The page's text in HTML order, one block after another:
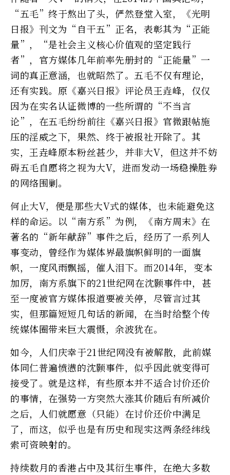
“五毛”终于熬出了头，俨然登堂入室，《光明
日报》刊文为“自干五”正名，表彰其为“正能
量”，“是社会主义核心价值观的坚定践行
者”，官方媒体几年前率先册封的“正能量”一
词的真正意涵，也就昭然了。五毛不仅有理论，
还有实践。原《嘉兴日报》评论员王垚峰，仅仅
因为在实名认证微博的一些所谓的“不当言
论”，在五毛纷纷前往《嘉兴日报》官微跟帖施
压的淫威之下，果然、终于被报社开除了。其
实，王垚峰原本粉丝甚少，并非大V，但这并不妨
碍五毛自愿将之视为大V，进而发动一场稳操胜券
的网络围剿。
何止大V，便是那些大V式的媒体，也未能避免这
样的命运。以“南方系”为例，《南方周末》在
著名的“新年献辞”事件之后，经历了一系列人
事变动，曾经作为媒体界最旗帜鲜明的一面旗
帜，一度风雨飘摇，催人泪下。而2014年，变本
加厉，南方系旗下的21世纪网在沈颢事件中，甚
至一度被官方媒体报道要被关停，尽管言过其
实，但那篇短短几句话的新闻，在当时给整个传
统媒体圈带来巨大震慑，余波犹在。
如今，人们庆幸于21世纪网没有被解散，此前媒
体同仁普遍愤懑的沈颢事件，似乎因此就变得可
接受了。就是这样，有些原本并不适合讨价还价
的事情，在强势一方突然大涨其价随后有所减价
之后，人们就愿意（只能）在讨价还价中满足
了，而这，似乎也是有历史和现实这两条经纬线
索可资映射的。
持续数月的香港占中及其衍生事件，在绝大多数